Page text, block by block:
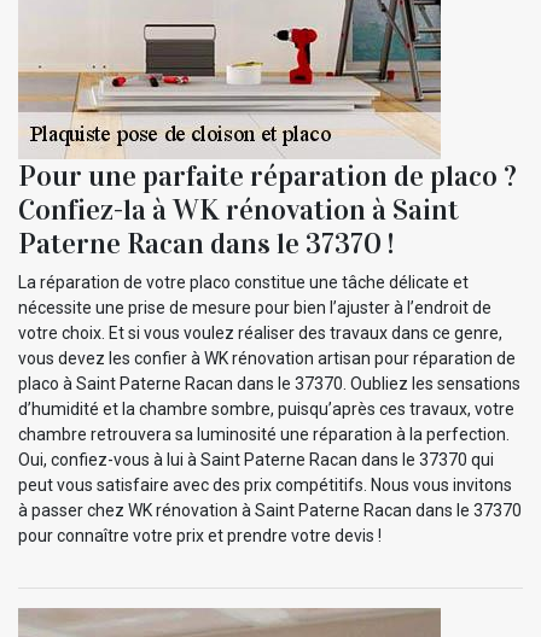
Pour une parfaite réparation de placo ?
Confiez-la à WK rénovation à Saint
Paterne Racan dans le 37370 !
La réparation de votre placo constitue une tâche délicate et
nécessite une prise de mesure pour bien l’ajuster à l’endroit de
votre choix. Et si vous voulez réaliser des travaux dans ce genre,
vous devez les confier à WK rénovation artisan pour réparation de
placo à Saint Paterne Racan dans le 37370. Oubliez les sensations
d’humidité et la chambre sombre, puisqu’après ces travaux, votre
chambre retrouvera sa luminosité une réparation à la perfection.
Oui, confiez-vous à lui à Saint Paterne Racan dans le 37370 qui
peut vous satisfaire avec des prix compétitifs. Nous vous invitons
à passer chez WK rénovation à Saint Paterne Racan dans le 37370
pour connaître votre prix et prendre votre devis !